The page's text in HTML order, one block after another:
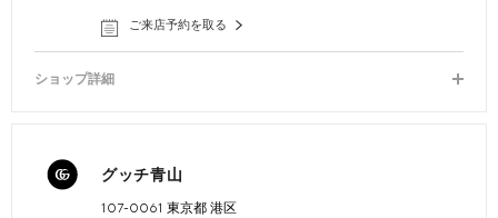
ご来店予約を取る
ショップ詳細
グッチ青山
107-0061 東京都 港区